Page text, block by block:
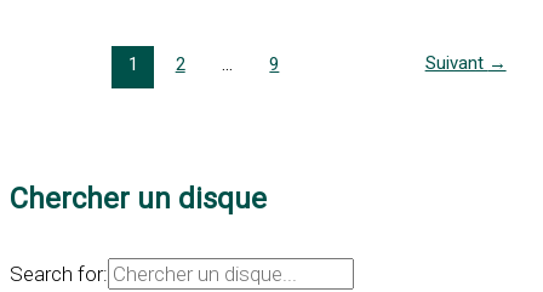
1 2 … 9 Suivant →
Chercher un disque
Search for: